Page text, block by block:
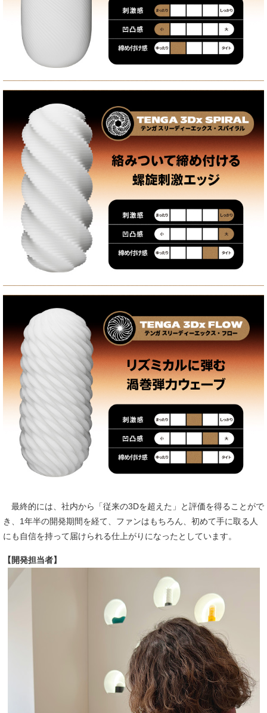
最終的には、社内から「従来の3Dを超えた」と評価を得ることがで
き、1年半の開発期間を経て、ファンはもちろん、初めて手に取る人
にも自信を持って届けられる仕上がりになったとしています。
【開発担当者】